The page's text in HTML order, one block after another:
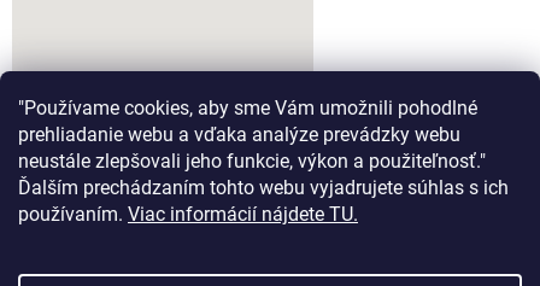
"Používame cookies, aby sme Vám umožnili pohodlné
prehliadanie webu a vďaka analýze prevádzky webu
neustále zlepšovali jeho funkcie, výkon a použiteľnosť."
Ďalším prechádzaním tohto webu vyjadrujete súhlas s ich
používaním. Viac informácií nájdete TU.
google-map-generator.com